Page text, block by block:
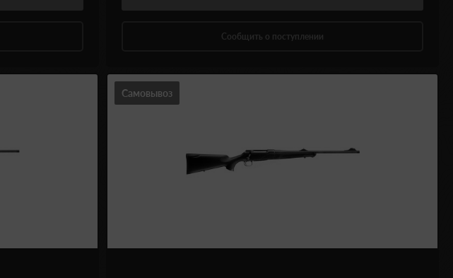
Сообщить о поступлении
Самовывоз